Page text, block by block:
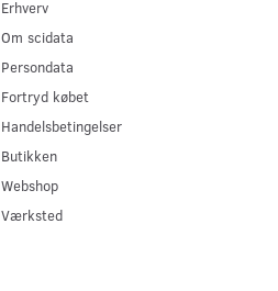
Erhverv
Om scidata
Persondata
Fortryd købet
Handelsbetingelser
Butikken
Webshop
Værksted